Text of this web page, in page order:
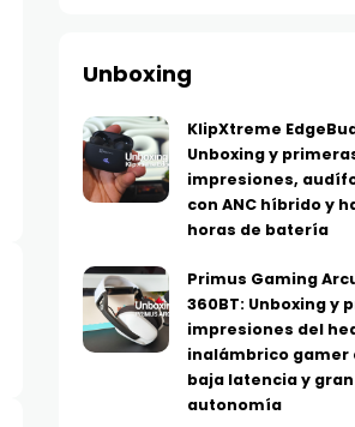
Unboxing
KlipXtreme
Unboxing y
impresiones,
con ANC híbrido y
horas de batería
Primus Gaming
360BT: Unboxing y
impresiones del
inalámbrico gamer
baja latencia y gran
autonomía